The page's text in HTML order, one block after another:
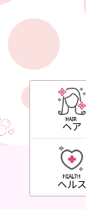
ヘア
ヘルス